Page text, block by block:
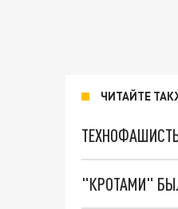
ЧИТАЙТЕ
"КРОТАМИ"